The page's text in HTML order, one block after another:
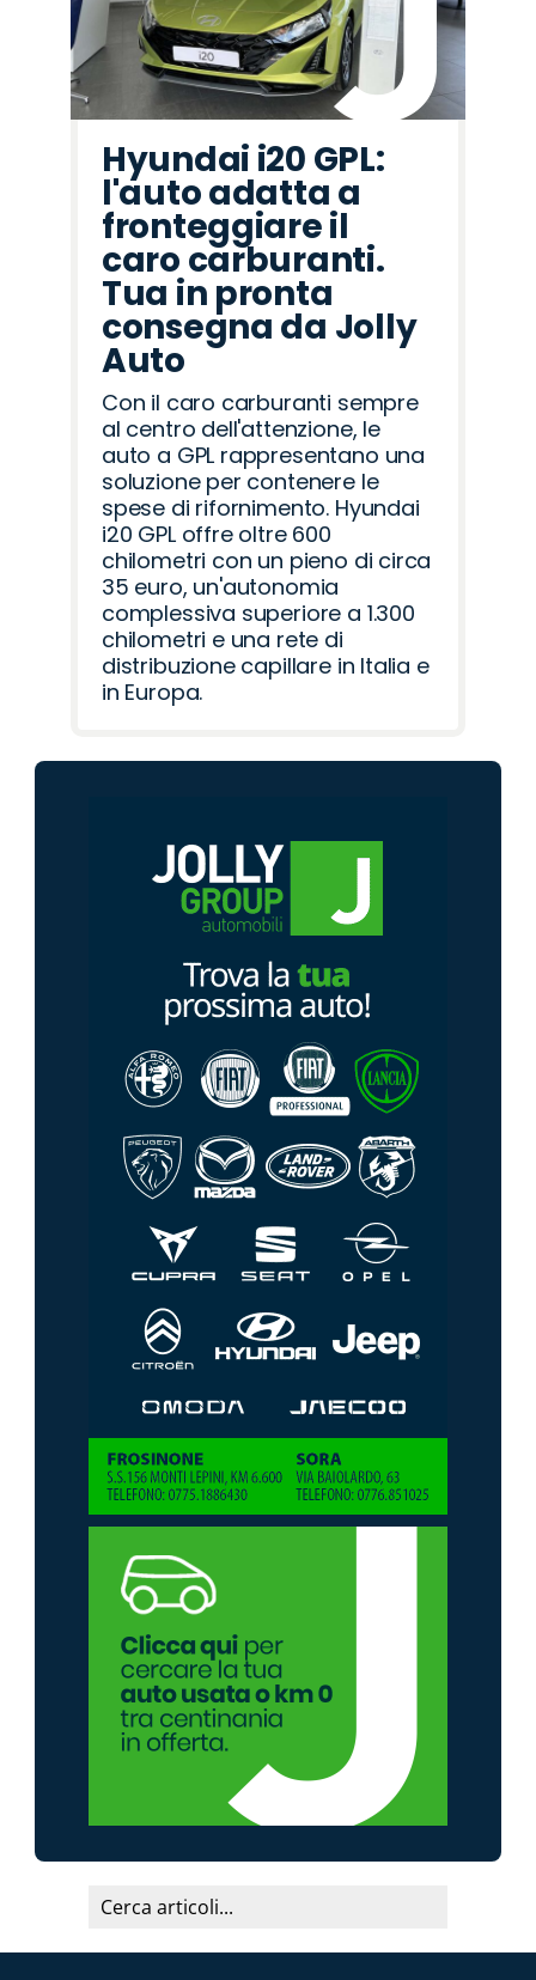
Hyundai i20 GPL:
l'auto adatta a
fronteggiare il
caro carburanti.
Tua in pronta
consegna da Jolly
Auto
Con il caro carburanti sempre
al centro dell'attenzione, le
auto a GPL rappresentano una
soluzione per contenere le
spese di rifornimento. Hyundai
i20 GPL offre oltre 600
chilometri con un pieno di circa
35 euro, un'autonomia
complessiva superiore a 1.300
chilometri e una rete di
distribuzione capillare in Italia e
in Europa.